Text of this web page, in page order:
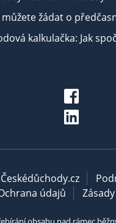
můžete žádat o
kalkulačka: Jak
Českédůchody.cz
údajů